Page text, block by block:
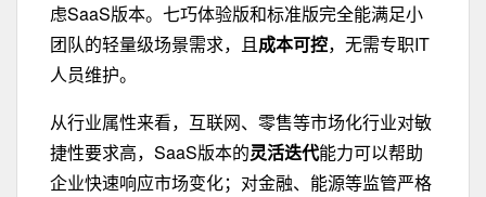
虑SaaS版本。七巧体验版和标准版完全能满足小
团队的轻量级场景需求，且成本可控，无需专职IT
人员维护。
从行业属性来看， 互联网、零售等市场化行业对敏
捷性要求高，SaaS版本的灵活迭代能力可以帮助
企业快速响应市场变化；对金融、能源等监管严格